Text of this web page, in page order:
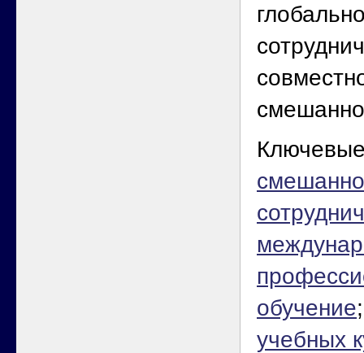
обучение
учебных